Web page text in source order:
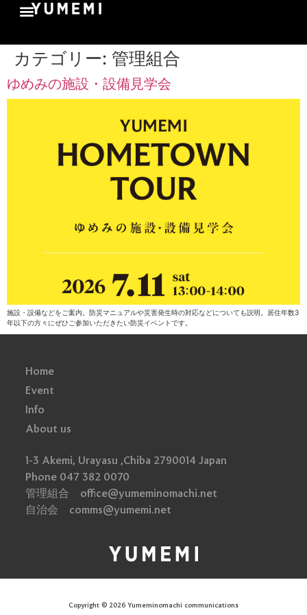
カテゴリー: 管理組合
ゆめみの施設・設備見学会
施設・設備などをご案内。防災マニュアルや災害発生時の対応などについても説明。居住年数3
年以下の方々にぜひご参加いただきたい防災イベントです。
Home
Event
Info
About us
1-3 Akemi, Urayasu ,Chiba 2790014 Japan
Phone 047 382 0070
管理組合 office@yumeminomachi.net
自治会 comms@yumemi.net
Copyright © 2026 Yumeminomachi communications